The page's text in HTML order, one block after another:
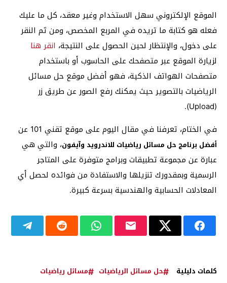
الموقع الإلكتروني سهل الاستخدام وغير معقد، كل ما عليك
فعله هو كتابة ما تريده في المربع المخصص، ومن ثم النقر
على دخول، والإنتظار لحين الحصول على النتيجة، انقر هنا
لزيارة الموقع عبر متصفحك على الحاسوب أو باستخدام
متصفحات الهواتف الذكية، فهو أفضل موقع حل مسائل
الرياضيات بالتصوير حيث يمكنك رفع الصور عن طريق زر
(Upload).
في الختام، تعرفنا في مقال اليوم على موقع تقني 101 عن
أفضل برنامج حل مسائل رياضيات للاندرويد وآيفون، والتي هي
عبارة عن مجموعة تطبيقات وبرامج متوفرة على المتاجر
الرسمية وبمقدورك تنزيلها والاستفادة من فوائده لحصل أي
المعادلات الحسابية والهندسية بسرعة كبيرة.
كلمات دليلية حل مسائل الرياضيات مسائل رياضيات